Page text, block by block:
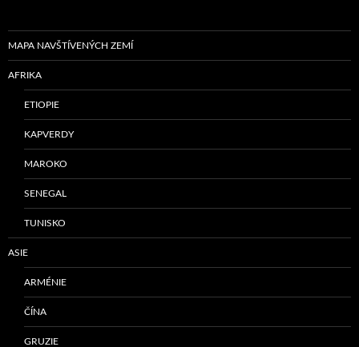
MAPA NAVŠTÍVENÝCH ZEMÍ
AFRIKA
ETIOPIE
KAPVERDY
MAROKO
SENEGAL
TUNISKO
ASIE
ARMÉNIE
ČÍNA
GRUZIE